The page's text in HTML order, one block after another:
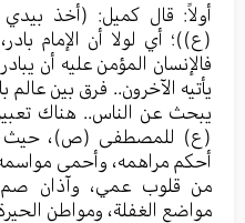
أولاً: قال كميل: (أخذ
(ع))؛ أي لولا أن الإمام
فالإنسان المؤمن عليه أن
يأتيه الآخرون.. فرق بين عالم
يبحث عن الناس.. هناك
(ع) للمصطفى (ص)، حيث
أحكم مراهمه، وأحمى
من قلوب عمي، وآذان صم،
مواضع الغفلة، ومواطن